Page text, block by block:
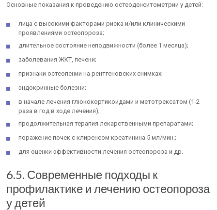
Основные показания к проведению остеоденситометрии у детей:
лица с высокими факторами риска и/или клиническими
проявлениями остеопороза;
длительное состояние неподвижности (более 1 месяца);
заболевания ЖКТ, печени;
признаки остеопении на рентгеновских снимках;
эндокринные болезни;
в начале лечения глюкокортикоидами и метотрексатом (1-2
раза в год в ходе лечения);
продолжительная терапия лекарственными препаратами;
поражение почек с клиренсом креатинина 5 мл/мин.;
для оценки эффективности лечения остеопороза и др.
6.5. Современные подходы к
профилактике и лечению остеопороза
у детей